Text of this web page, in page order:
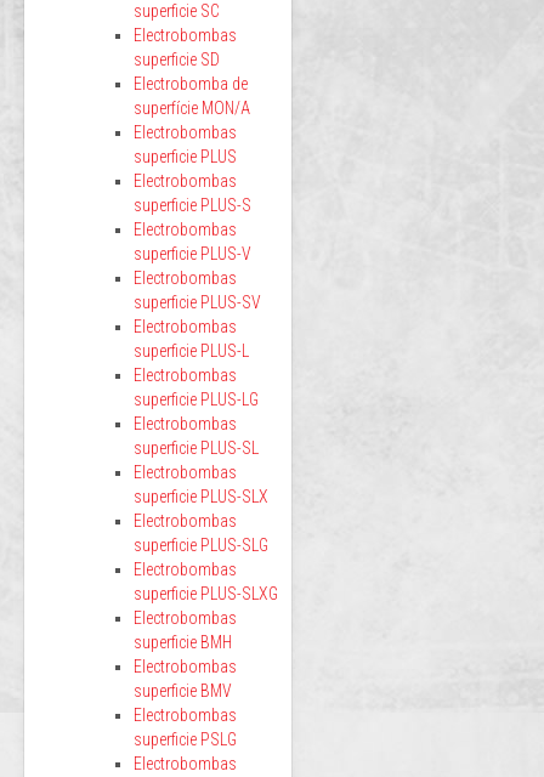
superficie SC
Electrobombas
superficie SD
Electrobomba de
superfície MON/A
Electrobombas
superficie PLUS
Electrobombas
superficie PLUS-S
Electrobombas
superficie PLUS-V
Electrobombas
superficie PLUS-SV
Electrobombas
superficie PLUS-L
Electrobombas
superficie PLUS-LG
Electrobombas
superficie PLUS-SL
Electrobombas
superficie PLUS-SLX
Electrobombas
superficie PLUS-SLG
Electrobombas
superficie PLUS-SLXG
Electrobombas
superficie BMH
Electrobombas
superficie BMV
Electrobombas
superficie PSLG
Electrobombas